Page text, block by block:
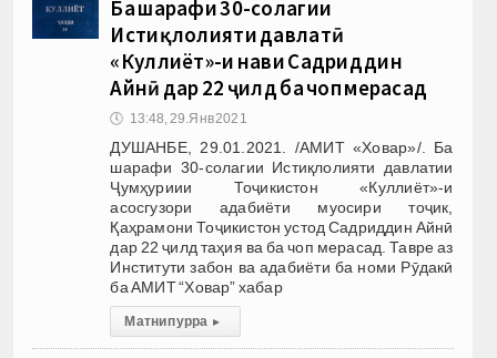
Ба шарафи 30-солагии
Истиқлолияти давлатӣ
«Куллиёт»-и нави Садриддин
Айнӣ дар 22 ҷилд ба чоп мерасад
🕔 13:48, 29.Янв 2021
ДУШАНБЕ, 29.01.2021. /АМИТ «Ховар»/. Ба
шарафи 30-солагии Истиқлолияти давлатии
Ҷумҳуриии Тоҷикистон «Куллиёт»-и
асосгузори адабиёти муосири тоҷик,
Қаҳрамони Тоҷикистон устод Садриддин Айнӣ
дар 22 ҷилд таҳия ва ба чоп мерасад. Тавре аз
Институти забон ва адабиёти ба номи Рӯдакӣ
ба АМИТ “Ховар” хабар
Матни пурра ▸